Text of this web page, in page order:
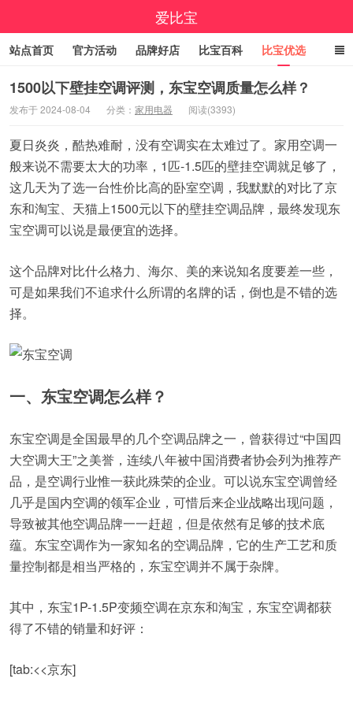
爱比宝
站点首页 官方活动 品牌好店 比宝百科 比宝优选
立即领券 大额优惠券 小编精选 福利清单
线报中心 百亿补贴 咚咚抢 9.9包邮
今日折上折 实时疯抢榜
1500以下壁挂空调评测，东宝空调质量怎么样？
发布于 2024-08-04 分类： 家用电器 阅读(3393)
夏日炎炎，酷热难耐，没有空调实在太难过了。家用空调一
般来说不需要太大的功率，1匹-1.5匹的壁挂空调就足够了，
这几天为了选一台性价比高的卧室空调，我默默的对比了京
东和淘宝、天猫上1500元以下的壁挂空调品牌，最终发现东
宝空调可以说是最便宜的选择。
这个品牌对比什么格力、海尔、美的来说知名度要差一些，
可是如果我们不追求什么所谓的名牌的话，倒也是不错的选
择。
一、东宝空调怎么样？
东宝空调是全国最早的几个空调品牌之一，曾获得过“中国四
大空调大王”之美誉，连续八年被中国消费者协会列为推荐产
品，是空调行业惟一获此殊荣的企业。可以说东宝空调曾经
几乎是国内空调的领军企业，可惜后来企业战略出现问题，
导致被其他空调品牌一一赶超，但是依然有足够的技术底
蕴。东宝空调作为一家知名的空调品牌，它的生产工艺和质
量控制都是相当严格的，东宝空调并不属于杂牌。
其中，东宝1P-1.5P变频空调在京东和淘宝，东宝空调都获
得了不错的销量和好评：
[tab:<<京东]